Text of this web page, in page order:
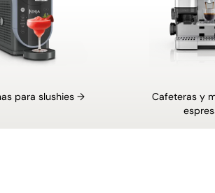
para slushies →
Cafeteras y